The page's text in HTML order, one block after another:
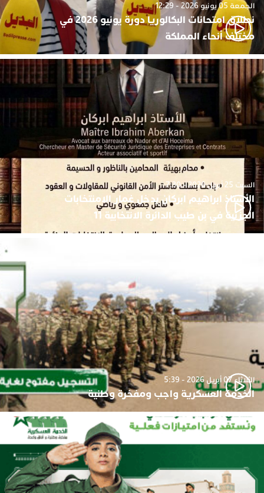
الجمعة 05 يونيو 2026 - 12:29
نطلاق امتحانات البكالوريا دورة يونيو 2026 في
مختلف أنحاء المملكة
السبت 25 أبريل 2026 - 7:30
الأستاذ ابراهيم ابركان يدخل غمار الامنتخابات
الجزئية في بن طيب الدائرة الانتخابية 11
الثلاثاء 07 أبريل 2026 - 5:39
الخدمة العسكرية واجب ومفخرة وطنية